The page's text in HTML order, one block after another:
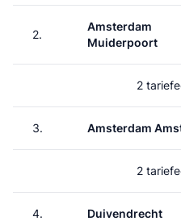
2.
Amsterdam
Muiderpoort
2
3. Amsterdam
2
4. Duivendrecht